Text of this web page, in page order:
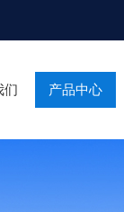
们 产品中心